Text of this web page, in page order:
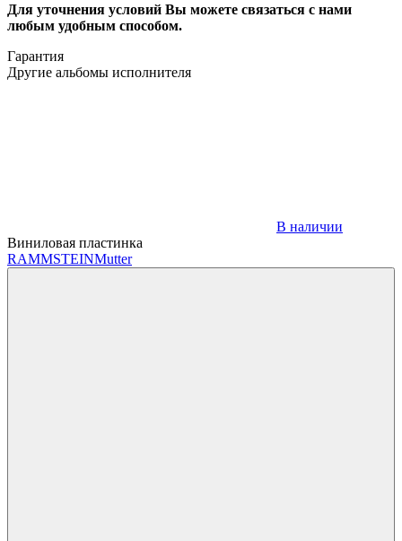
Для уточнения условий Вы можете связаться с нами
любым удобным способом.
Гарантия
Другие альбомы исполнителя
В наличии
Виниловая пластинка
RAMMSTEINMutter